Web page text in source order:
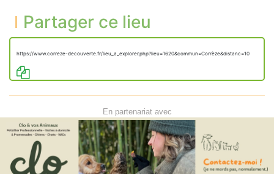
Partager ce lieu
https://www.correze-decouverte.fr/lieu_a_explorer.php?lieu=1620&commun=Corrèze&distanc=10
En partenariat avec